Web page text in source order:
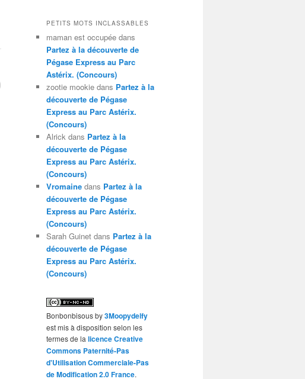
PETITS MOTS INCLASSABLES
maman est occupée dans
Partez à la découverte de
Pégase Express au Parc
Astérix. (Concours)
zootie mookie dans Partez à la
découverte de Pégase
Express au Parc Astérix.
(Concours)
Alrick dans Partez à la
découverte de Pégase
Express au Parc Astérix.
(Concours)
Vromaine dans Partez à la
découverte de Pégase
Express au Parc Astérix.
(Concours)
Sarah Guinet dans Partez à la
découverte de Pégase
Express au Parc Astérix.
(Concours)
Bonbonbisousby3Moopydelfy
est mis à disposition selon les
termes de la licence Creative
Commons Paternité-Pas
d'Utilisation Commerciale-Pas
de Modification 2.0 France.